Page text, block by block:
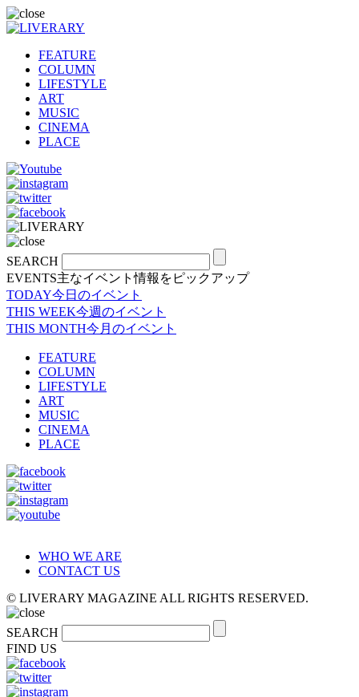
FEATURE
COLUMN
LIFESTYLE
ART
MUSIC
CINEMA
PLACE
SEARCH
EVENTS主なイベント情報をピックアップ
TODAY今日のイベント
THIS WEEK今週のイベント
THIS MONTH今月のイベント
FEATURE
COLUMN
LIFESTYLE
ART
MUSIC
CINEMA
PLACE
WHO WE ARE
CONTACT US
© LIVERARY MAGAZINE ALL RIGHTS RESERVED.
SEARCH
FIND US